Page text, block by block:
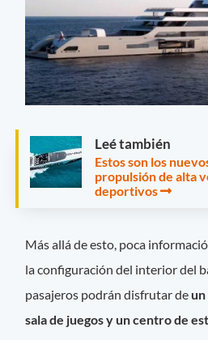
Leé también
Estos son los
propulsión de alta
deportivos
Más allá de esto, poca
la configuración del interior del
pasajeros podrán disfrutar de un
sala de juegos y un centro de